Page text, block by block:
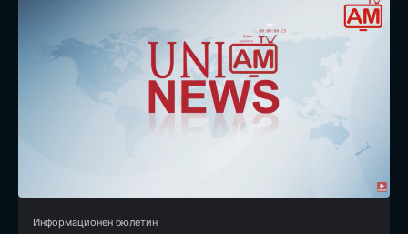
Информационен бюлетин